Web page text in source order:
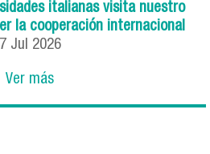
italianas visita nuestro
la cooperación internacional
7 Jul 2026
Ver más